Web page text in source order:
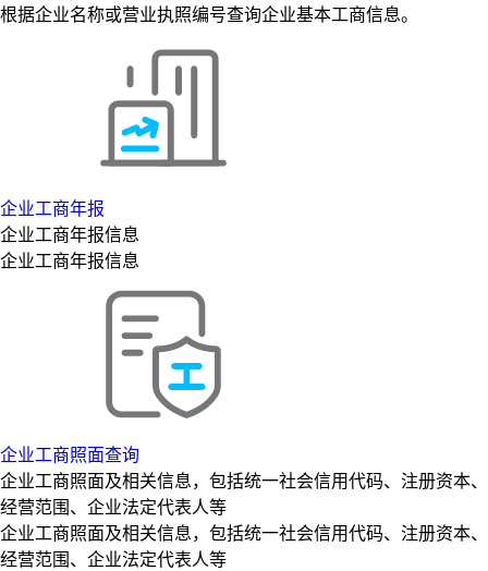
根据企业名称或营业执照编号查询企业基本工商信息。
企业工商年报
企业工商年报信息
企业工商年报信息
企业工商照面查询
企业工商照面及相关信息，包括统一社会信用代码、注册资本、
经营范围、企业法定代表人等
企业工商照面及相关信息，包括统一社会信用代码、注册资本、
经营范围、企业法定代表人等